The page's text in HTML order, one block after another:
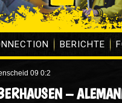
BERICHTE
09 0:2
–